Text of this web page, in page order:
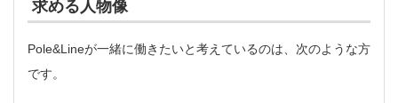
求める人物像
Pole&Lineが一緒に働きたいと考えているのは、次のような方
です。